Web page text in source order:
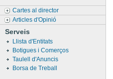
Cartes al director
Articles d'Opinió
Serveis
Llista d'Entitats
Botigues i Comerços
Taulell d'Anuncis
Borsa de Treball